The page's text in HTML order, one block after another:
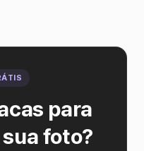
para
foto?